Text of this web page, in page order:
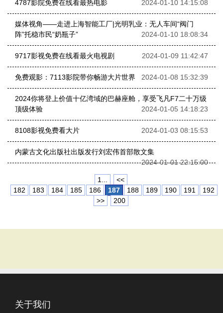
4787影院免费在线看最热电影
2024-01-10 14:15:08
媒体视角——走进上海智能工厂|光明乳业：无人车间“阀门
阵”托稳市民“奶瓶子”
2024-01-10 18:08:34
9717影视免费在线看最火电视剧 2024-01-09 11:42:47
免费观影：7113影院带你畅游大片世界 2024-01-08 15:32:39
2024你将登上价值十亿湾域的巴赫座舱，享受飞凡F7二十万级
顶级体验
2024-01-05 14:18:23
8108影视免费看大片 2024-01-03 08:15:53
内蒙古文化出版社出版发行刘宏伟首部散文集
2024-01-01 22:15:00
1...
<<
182
183 184 185 186 187 188 189 190 191
192
>>
200
关于我们